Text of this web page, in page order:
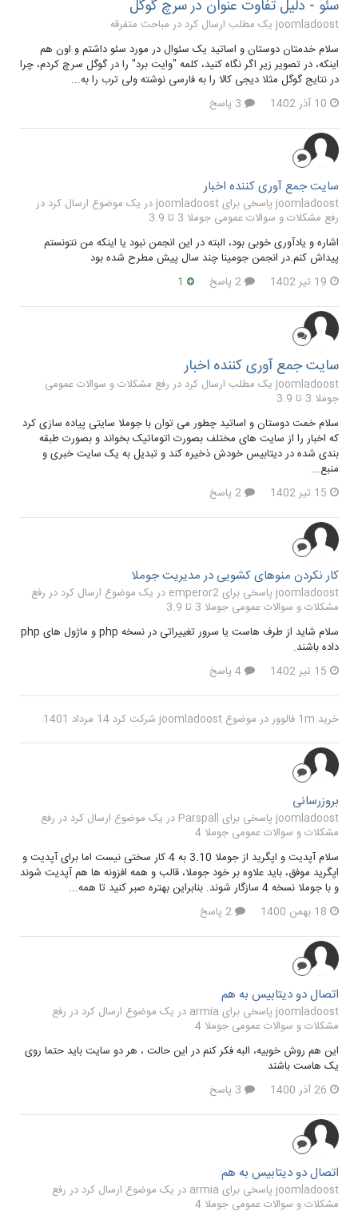
سئو - دلیل تفاوت عنوان در سرچ گوگل
joomladoost یک مطلب ارسال کرد در
مباحث متفرقه
سلام خدمتان دوستان و اساتید یک سئوال در مورد سئو داشتم و اون هم
اینکه، در تصویر زیر اگر نگاه کنید، کلمه "وایت برد" را در گوگل سرچ کردم، چرا
در نتایج گوگل مثلا دیجی کالا را به فارسی نوشته ولی ترب را به...
10 آذر 1402
سایت جمع آوری کننده اخبار
joomladoost پاسخی برای joomladoost در یک موضوع ارسال کرد در
رفع مشکلات و سوالات عمومی جوملا 3 تا 3.9
اشاره و یادآوری خوبی بود، البته در این انجمن نبود یا اینکه من نتونستم
پیداش کنم.در انجمن جومینا چند سال پیش مطرح شده بود
19 تیر 1402
سایت جمع آوری کننده اخبار
joomladoost یک مطلب ارسال کرد در
رفع مشکلات و سوالات عمومی
جوملا 3 تا 3.9
سلام خمت دوستان و اساتید چطور می توان با جوملا سایتی پیاده سازی کرد
که اخبار را از سایت های مختلف بصورت اتوماتیک بخواند و بصورت طبقه
بندی شده در دیتابیس خودش ذخیره کند و تبدیل به یک سایت خبری و
منبع...
15 تیر 1402
کار نکردن منوهای کشویی در مدیریت جوملا
joomladoost پاسخی برای emperor2 در یک موضوع ارسال کرد در
رفع
مشکلات و سوالات عمومی جوملا 3 تا 3.9
سلام شاید از طرف هاست یا سرور تغییراتی در نسخه php و ماژول های php
داده باشند.
15 تیر 1402
خرید 1m فالوور در موضوع joomladoost شرکت کرد 14 مرداد 1401
بروزرسانی
joomladoost پاسخی برای Parspall در یک موضوع ارسال کرد در
رفع
مشکلات و سوالات عمومی جوملا 4
سلام آپدیت و اپگرید از جوملا 3.10 به 4 کار سختی نیست اما برای آپدیت و
اپگرید موفق، باید علاوه بر خود جوملا، قالب و همه افزونه ها هم آپدیت شوند
و با جوملا نسخه 4 سازگار شوند. بنابراین بهتره صبر کنید تا همه...
18 بهمن 1400
اتصال دو دیتابیس به هم
joomladoost پاسخی برای armia در یک موضوع ارسال کرد در
رفع
مشکلات و سوالات عمومی جوملا 4
این هم روش خوبیه، البه فکر کنم در این حالت ، هر دو سایت باید حتما روی
یک هاست باشند
26 آذر 1400
اتصال دو دیتابیس به هم
joomladoost پاسخی برای armia در یک موضوع ارسال کرد در
رفع
مشکلات و سوالات عمومی جوملا 4